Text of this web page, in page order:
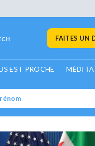
FAITES UN
EST PROCHE